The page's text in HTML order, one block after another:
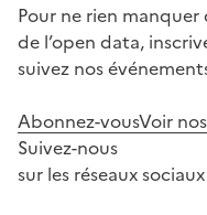
Pour ne rien
de l’open data,
suivez nos
Abonnez-vousVoir
Suivez-nous
sur les réseaux sociaux